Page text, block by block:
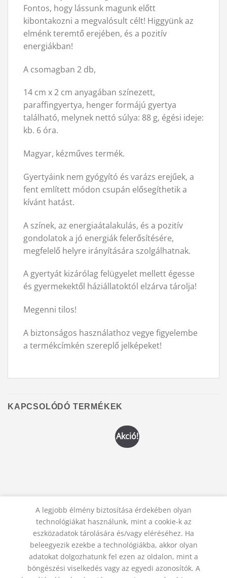
Fontos, hogy lássunk magunk előtt
kibontakozni a megvalósult célt! Higgyünk az
elménk teremtő erejében, és a pozitív
energiákban!
A csomagban 2 db,
14 cm x 2 cm anyagában színezett,
paraffingyertya, henger formájú gyertya
található, melynek nettó súlya: 88 g, égési ideje:
kb. 6 óra.
Magyar, kézműves termék.
Gyertyáink nem gyógyító és varázs erejűek, a
fent említett módon csupán elősegíthetik a
kívánt hatást.
A színek, az energiaátalakulás, és a pozitív
gondolatok a jó energiák felerősítésére,
megfelelő helyre irányítására szolgálhatnak.
A gyertyát kizárólag felügyelet mellett égesse
és gyermekektől háziállatoktól elzárva tárolja!
Megenni tilos!
A biztonságos használathoz vegye figyelembe
a termékcímkén szereplő jelképeket!
KAPCSOLÓDÓ TERMÉKEK
GYERTYÁK, GYERTYATARTÓK
Illatos gyertya fém dobozban
– piros szívek
Ft
KOSÁRBA TESZEM
Akció!
GYERTYÁK, GYERTYATARTÓK
Kívánság gyertya, lila
1 200Ft Original
price
was:
1
200 Ft.
990FtCurrent
price
is:
990 Ft.
KOSÁRBA TESZEM
A legjobb élmény biztosítása érdekében olyan
technológiákat használunk, mint a cookie-k az
eszközadatok tárolására és/vagy eléréséhez. Ha
beleegyezik ezekbe a technológiákba, akkor olyan
adatokat dolgozhatunk fel ezen az oldalon, mint a
böngészési viselkedés vagy az egyedi azonosítók. A